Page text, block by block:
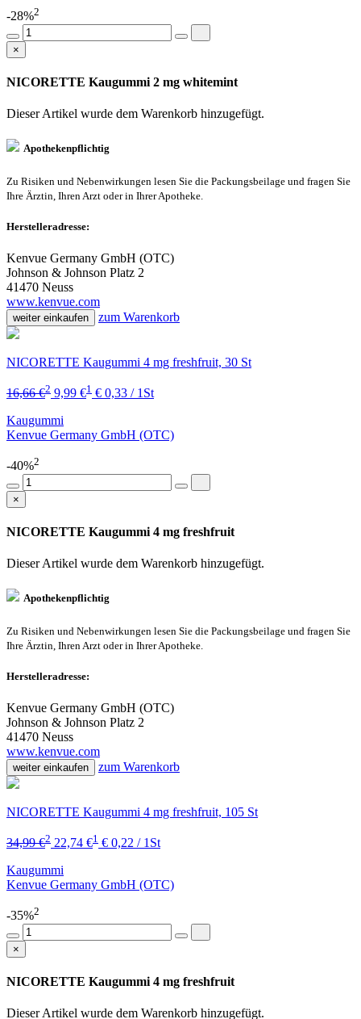
-28%2
×
NICORETTE Kaugummi 2 mg whitemint
Dieser Artikel wurde dem Warenkorb hinzugefügt.
Apothekenpflichtig
Zu Risiken und Nebenwirkungen lesen Sie die Packungsbeilage und fragen Sie
Ihre Ärztin, Ihren Arzt oder in Ihrer Apotheke.
Herstelleradresse:
Kenvue Germany GmbH (OTC)
Johnson & Johnson Platz 2
41470 Neuss
www.kenvue.com
weiter einkaufen zum Warenkorb
NICORETTE Kaugummi 4 mg freshfruit, 30 St
16,66 €2 9,99 €1 € 0,33 / 1St
Kaugummi
Kenvue Germany GmbH (OTC)
-40%2
×
NICORETTE Kaugummi 4 mg freshfruit
Dieser Artikel wurde dem Warenkorb hinzugefügt.
Apothekenpflichtig
Zu Risiken und Nebenwirkungen lesen Sie die Packungsbeilage und fragen Sie
Ihre Ärztin, Ihren Arzt oder in Ihrer Apotheke.
Herstelleradresse:
Kenvue Germany GmbH (OTC)
Johnson & Johnson Platz 2
41470 Neuss
www.kenvue.com
weiter einkaufen zum Warenkorb
NICORETTE Kaugummi 4 mg freshfruit, 105 St
34,99 €2 22,74 €1 € 0,22 / 1St
Kaugummi
Kenvue Germany GmbH (OTC)
-35%2
×
NICORETTE Kaugummi 4 mg freshfruit
Dieser Artikel wurde dem Warenkorb hinzugefügt.